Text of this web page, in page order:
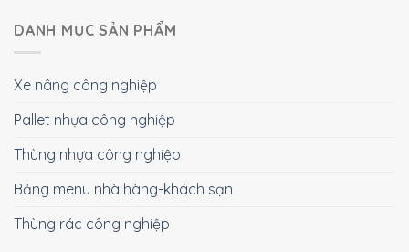
DANH MỤC SẢN PHẨM
Xe nâng công nghiệp
Pallet nhựa công nghiệp
Thùng nhựa công nghiệp
Bảng menu nhà hàng-khách sạn
Thùng rác công nghiệp